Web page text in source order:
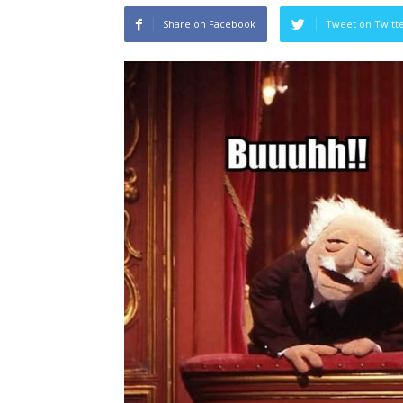
Share on Facebook Tweet on